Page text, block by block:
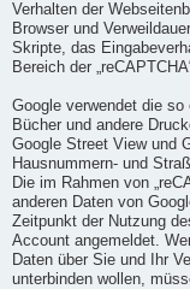
Verhalten der
Browser und
Skripte, das
Bereich der
Google verwendet die
Bücher und andere
Google Street View und
Hausnummern- und
Die im Rahmen von
anderen Daten von
Zeitpunkt der Nutzung
Account angemeldet.
Daten über Sie und Ihr
unterbinden wollen,